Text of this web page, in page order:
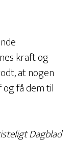
kraft og
at nogen
få dem til
Dagblad